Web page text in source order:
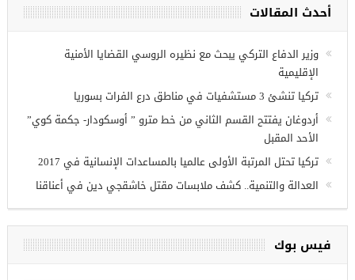
في
أحدث المقالات
وزير الدفاع التركي يبحث مع نظيره الروسي القضايا الأمنية
الإقليمية
تركيا تنشئ 3 مستشفيات في مناطق درع الفرات بسوريا
أردوغان يفتتح القسم الثاني من خط مترو ” أوسكودار- جكمة كوي”
الأحد المقبل
تركيا تحتل المرتبة الأولى عالميا بالمساعدات الإنسانية في 2017
العدالة والتنمية.. كشف ملابسات مقتل خاشقجي دين في أعناقنا
فيس بوك